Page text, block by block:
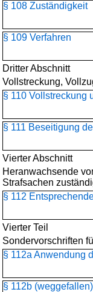
§ 108 Zuständigkeit
§ 109 Verfahren
Dritter Abschnitt
Vollstreckung,
§ 110 Vollstreckung
§ 111 Beseitigung
Vierter Abschnitt
Heranwachsende
Strafsachen
§ 112
Vierter Teil
Sondervorschriften
§ 112a Anwendung
§ 112b (weggefallen)